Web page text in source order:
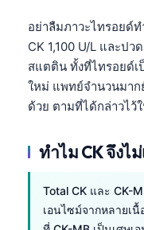
อย่าลืมภาวะไทรอยด์
CK 1,100 U/L และป
สแตติน ทั้งที่ไทรอยด์
ใหม่ แพทย์จำนวนมาก
ด้วย ตามที่ได้กล่าวไว้
ทำไม CK จึงไ
Total CK และ CK-
เอนไซม์จากหลายเ
Slovenščina
Magyar
Shqip
اردو
मराठी
తెలుగు
தமிழ்